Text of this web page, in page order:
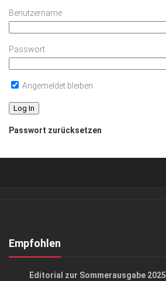
Benutzername
Passwort
Angemeldet bleiben
Passwort zurücksetzen
Kontakt, Impressum
Empfohlen
Editorial zur Sommerausgabe 2025